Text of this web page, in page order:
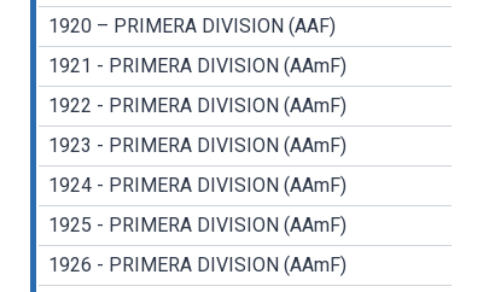
1920 – PRIMERA DIVISION (AAF)
1921 - PRIMERA DIVISION (AAmF)
1922 - PRIMERA DIVISION (AAmF)
1923 - PRIMERA DIVISION (AAmF)
1924 - PRIMERA DIVISION (AAmF)
1925 - PRIMERA DIVISION (AAmF)
1926 - PRIMERA DIVISION (AAmF)